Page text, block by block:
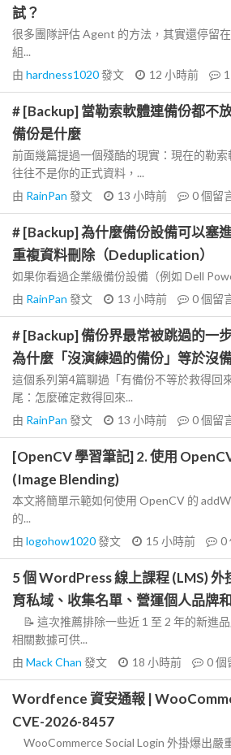
試？
很多團隊評估 Agent 的方法，其實還停留
組...
由 hardness1020發文 12 小時前 1
# [Backup] 當勒索軟體連備份都不
備份是什麼
前面幾篇提過一個殘酷的現實：現在的勒
往往不是你的正式資料，...
由 RainPan 發文 13 小時前 0個留
# [Backup] 為什麼備份設備可以塞
重複資料刪除（Deduplication）
如果你看過企業級備份設備（例如 Dell
由 RainPan 發文 13 小時前 0個留
# [Backup] 備份界最常被跳過的一
為什麼「沒演練過的備份」等於沒
這個系列第4篇聊過「有備份不等於救得回
尾：怎麼確定救得回來...
由 RainPan 發文 13 小時前 0個留
[OpenCV 學習筆記] 2. 使用
(Image Blending)
本文將簡單示範如何使用 OpenCV 的
的...
由 logohow1020發文 15 小時前 0
5 個 WordPress 線上課程 (LMS)
育私域、收集名單、營運個人品牌
📝 這次推薦排除一些近 1 至 2 年的新進
相關數據可供...
由 Mack Chan 發文 18 小時前 0個
Wordfence 資安通報 |
CVE-2026-8457
WooCommerce Social Login 外掛爆出嚴